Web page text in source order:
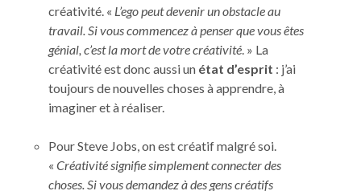
créativité. « L’ego peut devenir un obstacle au
travail. Si vous commencez à penser que vous êtes
génial, c’est la mort de votre créativité . » La
créativité est donc aussi un état d’esprit : j’ai
toujours de nouvelles choses à apprendre, à
imaginer et à réaliser.
Pour Steve Jobs, on est créatif malgré soi.
«Créativité signifie simplement connecter des
choses. Si vous demandez à des gens créatifs